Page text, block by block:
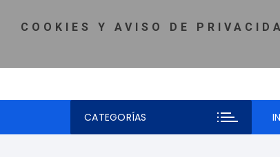
COOKIES Y AVISO DE
CATEGORÍAS